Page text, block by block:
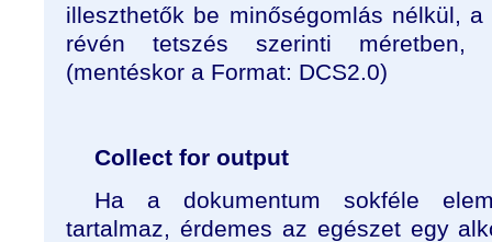
illeszthetők be minőségomlás nélkül,
révén tetszés szerinti méretben,
(mentéskor a Format: DCS2.0)
Collect for output
Ha a dokumentum sokféle
tartalmaz, érdemes az egészet egy